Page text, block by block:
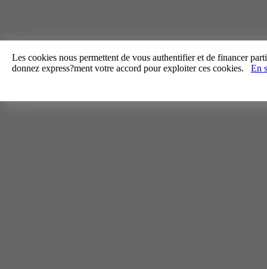
Les cookies nous permettent de vous authentifier et de financer
donnez express?ment votre accord pour exploiter ces cookies.
En